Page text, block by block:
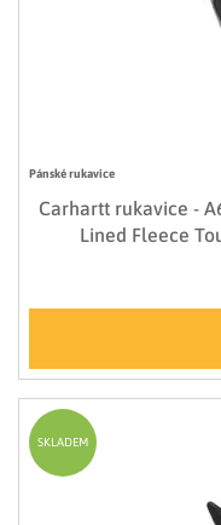
Pánské rukavice
Carhartt rukavice -
Lined Fleece
SKLADEM